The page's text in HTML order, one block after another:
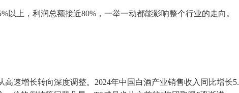
以上，利润总额接近80%，一举一动都能影响整个行业的走向。
高速增长转向深度调整。2024年中国白酒产业销售收入同比增长5.